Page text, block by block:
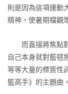
則是因為這項運動
精神，使暑期檔觀
而直接將焦點對
自己本身就對籃毬
等等大量的標簽性
籃高手》的主題曲